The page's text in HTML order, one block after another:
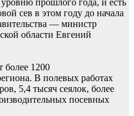
прошлого года, и есть
сев в этом году до начала
— министр
области Евгений
более 1200
В полевых работах
5,4 тысяч сеялок, более
посевных